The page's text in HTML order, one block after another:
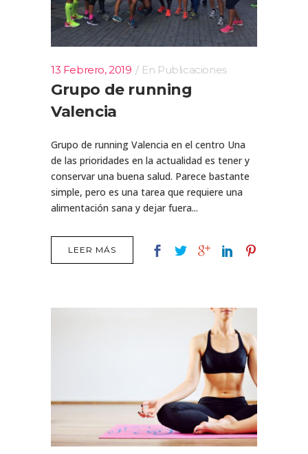
13 Febrero, 2019 En Publicaciones
Grupo de running
Valencia
Grupo de running Valencia en el centro Una
de las prioridades en la actualidad es tener y
conservar una buena salud. Parece bastante
simple, pero es una tarea que requiere una
alimentación sana y dejar fuera...
LEER MÁS